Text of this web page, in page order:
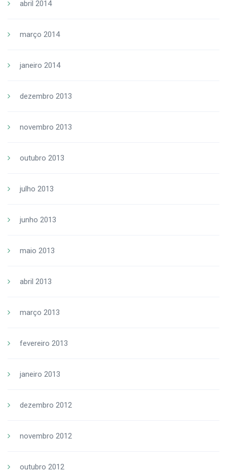
abril 2014
março 2014
janeiro 2014
dezembro 2013
novembro 2013
outubro 2013
julho 2013
junho 2013
maio 2013
abril 2013
março 2013
fevereiro 2013
janeiro 2013
dezembro 2012
novembro 2012
outubro 2012